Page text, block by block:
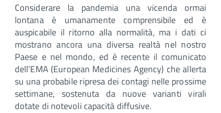
Considerare la pandemia una vicenda ormai
lontana è umanamente comprensibile ed è
auspicabile il ritorno alla normalità, ma i dati ci
mostrano ancora una diversa realtà nel nostro
Paese e nel mondo, ed è recente il comunicato
dell’EMA (European Medicines Agency) che allerta
su una probabile ripresa dei contagi nelle prossime
settimane, sostenuta da nuove varianti virali
dotate di notevoli capacità diffusive.